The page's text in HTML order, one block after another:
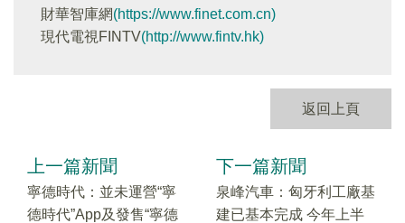
財華智庫網(https://www.finet.com.cn)
現代電視FINTV(http://www.fintv.hk)
返回上頁
上一篇新聞
寧德時代：並未運營“寧
德時代”App及發售“寧德
下一篇新聞
泉峰汽車：匈牙利工廠基
建已基本完成 今年上半